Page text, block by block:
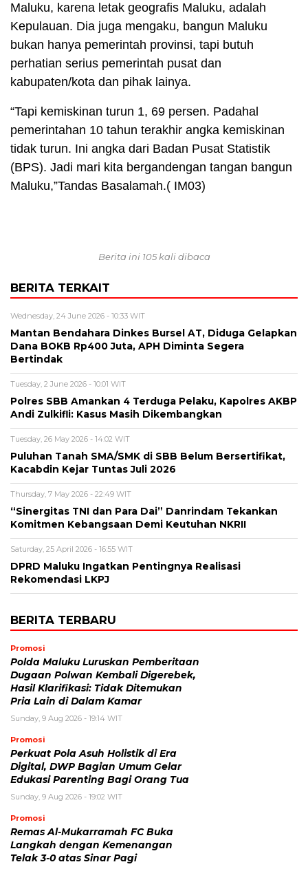
Maluku, karena letak geografis Maluku, adalah
Kepulauan. Dia juga mengaku, bangun Maluku
bukan hanya pemerintah provinsi, tapi butuh
perhatian serius pemerintah pusat dan
kabupaten/kota dan pihak lainya.
“Tapi kemiskinan turun 1, 69 persen. Padahal
pemerintahan 10 tahun terakhir angka kemiskinan
tidak turun. Ini angka dari Badan Pusat Statistik
(BPS). Jadi mari kita bergandengan tangan bangun
Maluku,”Tandas Basalamah.( IM03)
Berita ini 105 kali dibaca
BERITA TERKAIT
Wednesday, 24 June 2026 - 10:33 WIT
Mantan Bendahara Dinkes Bursel AT, Diduga Gelapkan
Dana BOKB Rp400 Juta, APH Diminta Segera
Bertindak
Tuesday, 2 June 2026 - 10:01 WIT
Polres SBB Amankan 4 Terduga Pelaku, Kapolres AKBP
Andi Zulkifli: Kasus Masih Dikembangkan
Tuesday, 26 May 2026 - 14:02 WIT
Puluhan Tanah SMA/SMK di SBB Belum Bersertifikat,
Kacabdin Kejar Tuntas Juli 2026
Thursday, 7 May 2026 - 22:49 WIT
“Sinergitas TNI dan Para Dai” Danrindam Tekankan
Komitmen Kebangsaan Demi Keutuhan NKRII ‎
Saturday, 25 April 2026 - 16:55 WIT
DPRD Maluku Ingatkan Pentingnya Realisasi
Rekomendasi LKPJ
BERITA TERBARU
Promosi
Polda Maluku Luruskan Pemberitaan
Dugaan Polwan Kembali Digerebek,
Hasil Klarifikasi: Tidak Ditemukan
Pria Lain di Dalam Kamar
Sunday, 9 Aug 2026 - 19:14 WIT
Promosi
Perkuat Pola Asuh Holistik di Era
Digital, DWP Bagian Umum Gelar
Edukasi Parenting Bagi Orang Tua
Sunday, 9 Aug 2026 - 19:02 WIT
Promosi
Remas Al-Mukarramah FC Buka
Langkah dengan Kemenangan
Telak 3-0 atas Sinar Pagi